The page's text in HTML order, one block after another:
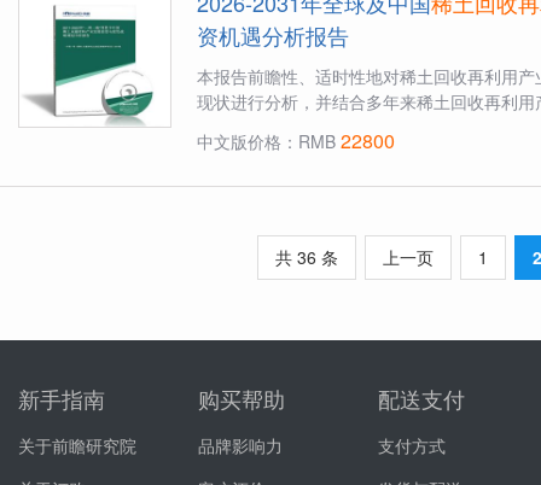
资机遇分析报告
本报告前瞻性、适时性地对稀土回收再利用
现状进行分析，并结合多年来稀土回收再利
中文版价格：RMB22800
共 36 条 上一页 1 2
新手指南
关于前瞻研究院
购买帮助
品牌影响力
配送支付
支付方式